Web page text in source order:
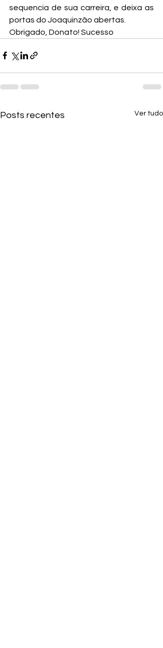
sequencia de sua carreira, e deixa as
portas do Joaquinzão abertas.
Obrigado, Donato! Sucesso
Posts recentes Ver tudo